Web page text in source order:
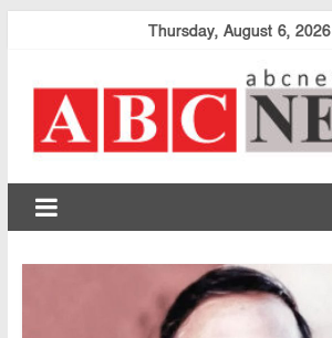
Thursday, August 6, 2026
abcnewsbd